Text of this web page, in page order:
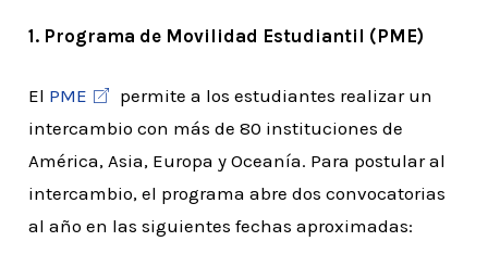
1. Programa de Movilidad Estudiantil (PME)
El PME
permite a los estudiantes realizar un
intercambio con más de 80 instituciones de
América, Asia, Europa y Oceanía. Para postular al
intercambio, el programa abre dos convocatorias
al año en las siguientes fechas aproximadas: